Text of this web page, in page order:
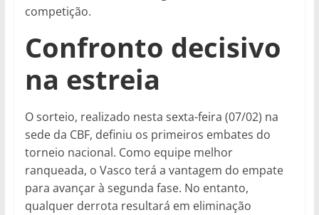
competição.
Confronto decisivo
na estreia
O sorteio, realizado nesta sexta-feira (07/02) na
sede da CBF, definiu os primeiros embates do
torneio nacional. Como equipe melhor
ranqueada, o Vasco terá a vantagem do empate
para avançar à segunda fase. No entanto,
qualquer derrota resultará em eliminação